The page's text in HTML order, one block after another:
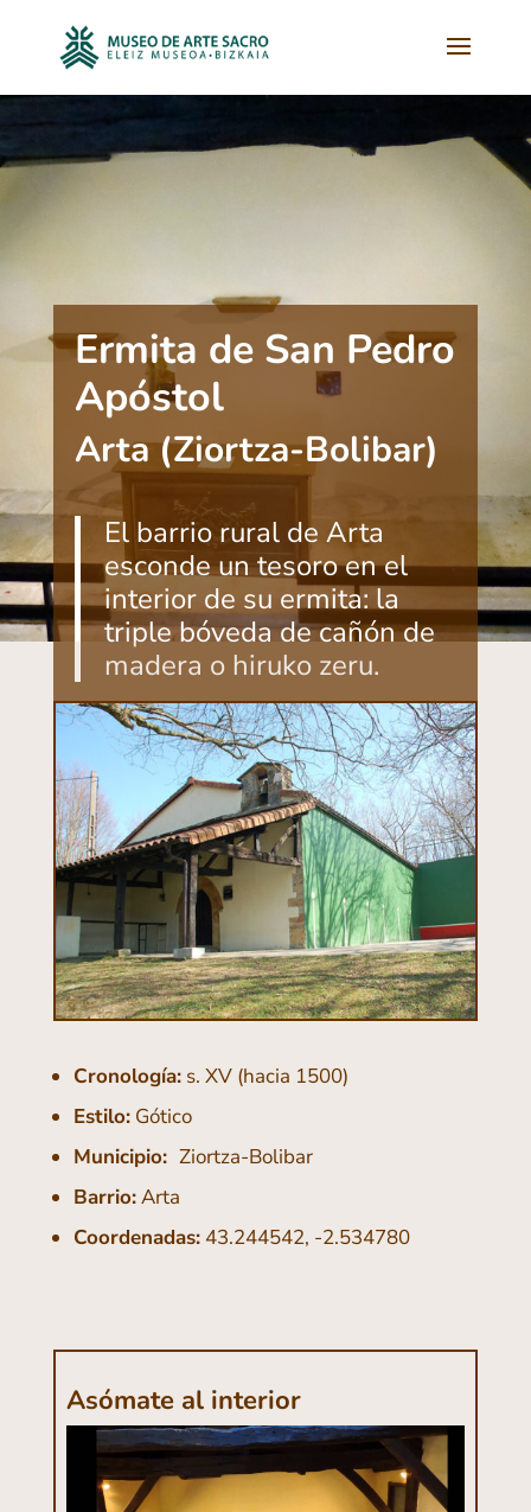
Ermita de San Pedro
Apóstol
Arta (Ziortza-Bolibar)
El barrio rural de Arta
esconde un tesoro en el
interior de su ermita: la
triple bóveda de cañón de
madera o hiruko zeru.
Cronología:s. XV (hacia 1500)
Estilo:Gótico
Municipio: Ziortza-Bolibar
Barrio:Arta
Coordenadas:43.244542, -2.534780
Asómate al interior